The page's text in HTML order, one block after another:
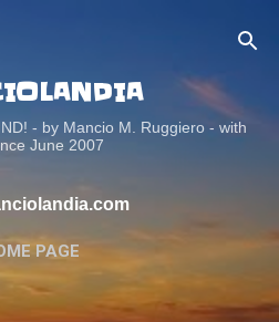
- by Mancio M. Ruggiero - with
June 2007
PAGE